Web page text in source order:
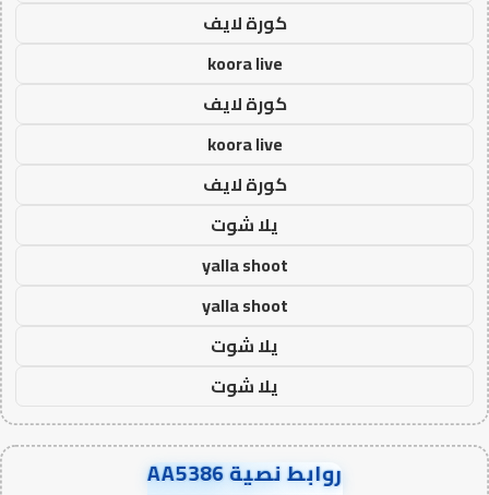
كورة لايف
koora live
كورة لايف
koora live
كورة لايف
يلا شوت
yalla shoot
yalla shoot
يلا شوت
يلا شوت
روابط نصية AA5386